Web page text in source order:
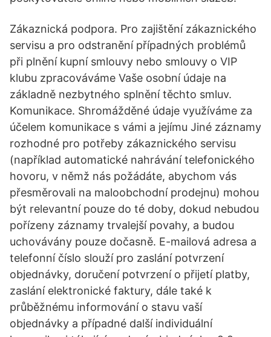
Zákaznická podpora. Pro zajištění zákaznického
servisu a pro odstranění případných problémů
při plnění kupní smlouvy nebo smlouvy o VIP
klubu zpracováváme Vaše osobní údaje na
základně nezbytného splnění těchto smluv.
Komunikace. Shromážděné údaje využíváme za
účelem komunikace s vámi a jejímu Jiné záznamy
rozhodné pro potřeby zákaznického servisu
(například automatické nahrávání telefonického
hovoru, v němž nás požádáte, abychom vás
přesměrovali na maloobchodní prodejnu) mohou
být relevantní pouze do té doby, dokud nebudou
pořízeny záznamy trvalejší povahy, a budou
uchovávány pouze dočasně. E-mailová adresa a
telefonní číslo slouží pro zaslání potvrzení
objednávky, doručení potvrzení o přijetí platby,
zaslání elektronické faktury, dále také k
průběžnému informování o stavu vaší
objednávky a případné další individuální